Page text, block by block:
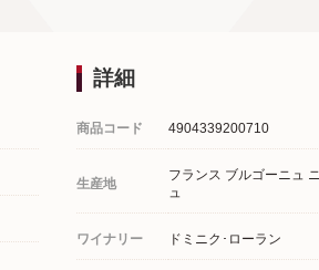
詳細
商品コード 4904339200710
生産地
フランス ブルゴーニュ
ュ
ワイナリー ドミニク･ローラン